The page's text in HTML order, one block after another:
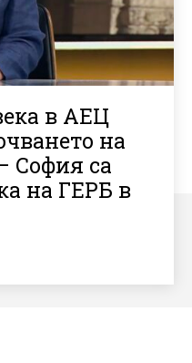
в АЕЦ
на
София са
на ГЕРБ в